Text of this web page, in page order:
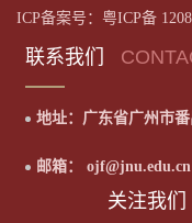
ICP备案号：粤ICP备
联系我们
地址：广东省广州市
邮箱： ojf@jnu.edu.cn
关注我们